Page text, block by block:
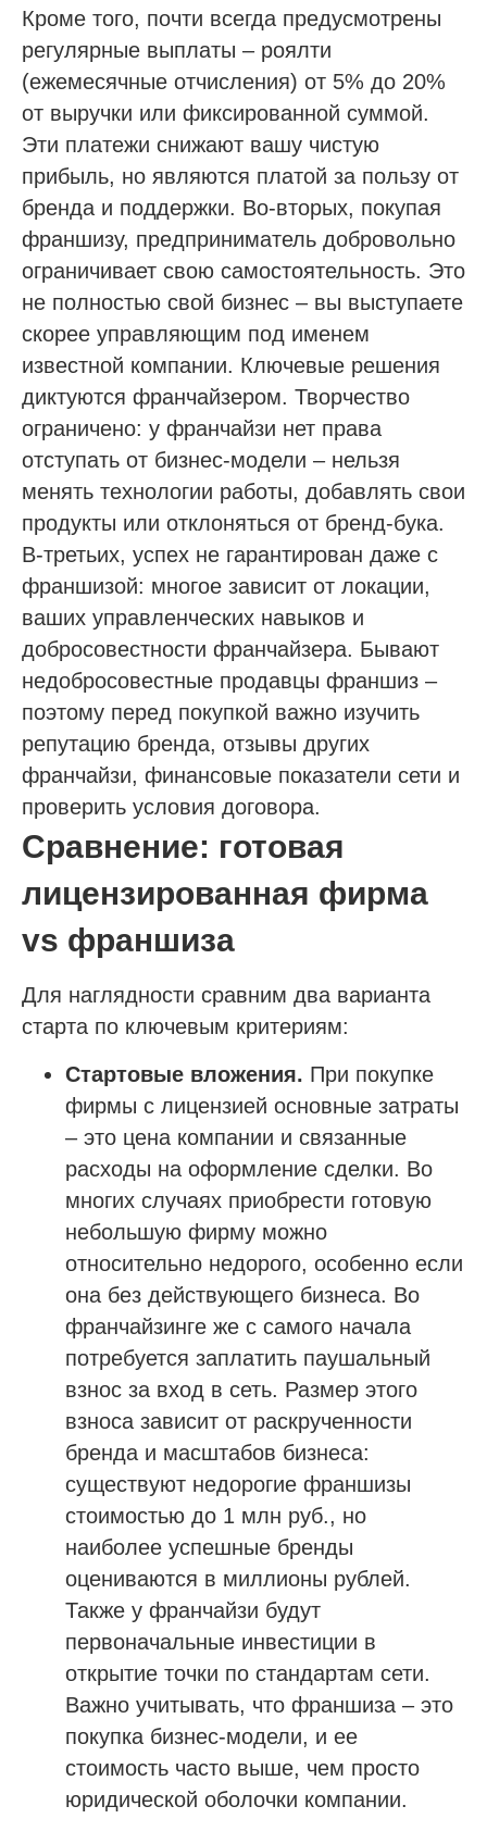
Кроме того, почти всегда предусмотрены
регулярные выплаты – роялти
(ежемесячные отчисления) от 5% до 20%
от выручки или фиксированной суммой.
Эти платежи снижают вашу чистую
прибыль, но являются платой за пользу от
бренда и поддержки. Во-вторых, покупая
франшизу, предприниматель добровольно
ограничивает свою самостоятельность. Это
не полностью свой бизнес – вы выступаете
скорее управляющим под именем
известной компании. Ключевые решения
диктуются франчайзером. Творчество
ограничено: у франчайзи нет права
отступать от бизнес-модели – нельзя
менять технологии работы, добавлять свои
продукты или отклоняться от бренд-бука.
В-третьих, успех не гарантирован даже с
франшизой: многое зависит от локации,
ваших управленческих навыков и
добросовестности франчайзера. Бывают
недобросовестные продавцы франшиз –
поэтому перед покупкой важно изучить
репутацию бренда, отзывы других
франчайзи, финансовые показатели сети и
проверить условия договора.
Сравнение: готовая
лицензированная фирма
vs франшиза
Для наглядности сравним два варианта
старта по ключевым критериям:
Стартовые вложения. При покупке
фирмы с лицензией основные затраты
– это цена компании и связанные
расходы на оформление сделки. Во
многих случаях приобрести готовую
небольшую фирму можно
относительно недорого, особенно если
она без действующего бизнеса. Во
франчайзинге же с самого начала
потребуется заплатить паушальный
взнос за вход в сеть. Размер этого
взноса зависит от раскрученности
бренда и масштабов бизнеса:
существуют недорогие франшизы
стоимостью до 1 млн руб., но
наиболее успешные бренды
оцениваются в миллионы рублей.
Также у франчайзи будут
первоначальные инвестиции в
открытие точки по стандартам сети.
Важно учитывать, что франшиза – это
покупка бизнес-модели, и ее
стоимость часто выше, чем просто
юридической оболочки компании.